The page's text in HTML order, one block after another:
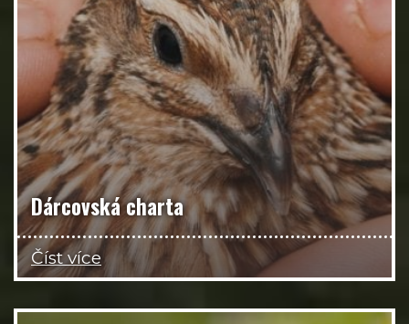
Dárcovská charta
Číst více